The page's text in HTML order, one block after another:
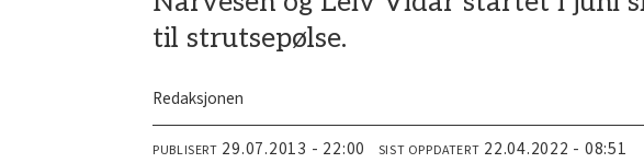
til strutsepølse.
Redaksjonen
PUBLISERT 29.07.2013 - 22:00 SIST OPPDATERT 22.04.2022 - 08:51